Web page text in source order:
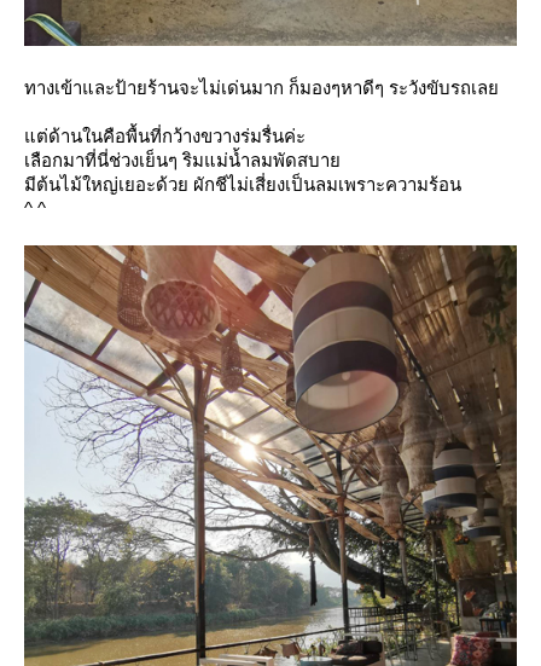
ทางเข้าและป้ายร้านจะไม่เด่นมาก ก็มองๆหาดีๆ ระวังขับรถเล
ต่ด้านในคือพื้นที่กว้างขวางร่มรื่นค่ะ
เลือกมาที่นี่ช่วงเย็นๆ ริมแม่น้ำลมพัดสบา
มีต้นไม้ใหญ่เยอะด้วย ผักชีไม่เสี่ยงเป็นลมเพราะความร้อน
^ ^